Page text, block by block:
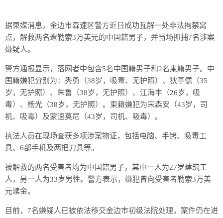
据柬媒消息，金边市森速区警方近日成功瓦解一处非法拘禁窝
点，解救两名遭勒索3万美元的中国籍男子，并当场抓捕7名涉案
嫌疑人。
警方通报显示，落网者中包含5名中国籍男子和2名柬籍男子。中
国籍嫌犯分别为：秀勇（38岁，吸毒、无护照）、狄亭儒（35
岁，无护照）、朱鲁（38岁，无护照）、江海丰（26岁，吸
毒）、杨光（38岁，无护照）。柬籍嫌犯为宋森安（43岁，司
机、吸毒）及蒙速莫尼（43岁，司机、吸毒）。
执法人员在现场查获多项涉案物证，包括电脑、手铐、吸毒工
具、6部手机及两把刀具等。
被解救的两名受害者均为中国籍男子，其中一人为27岁建筑工
人，另一人为33岁男性。警方表示，嫌犯曾向受害者勒索3万美
元赎金。
目前，7名嫌疑人已被依法移交金边市初级法院处理，案件仍在进